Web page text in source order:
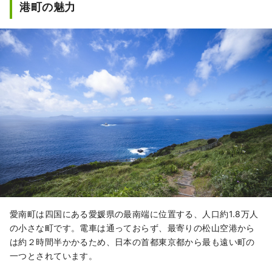
港町の魅力
愛南町は四国にある愛媛県の最南端に位置する、人口約1.8万人
の小さな町です。電車は通っておらず、最寄りの松山空港から
は約２時間半かかるため、日本の首都東京都から最も遠い町の
一つとされています。